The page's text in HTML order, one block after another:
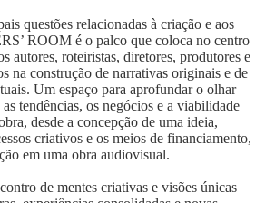
questões relacionadas à criação e aos
ROOM é o palco que coloca no centro
autores, roteiristas, diretores, produtores e
na construção de narrativas originais e de
Um espaço para aprofundar o olhar
tendências, os negócios e a viabilidade
desde a concepção de uma ideia,
criativos e os meios de financiamento,
em uma obra audiovisual.
de mentes criativas e visões únicas